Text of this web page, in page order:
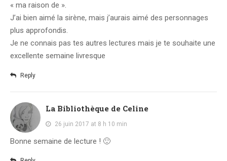
« ma raison de ».
J’ai bien aimé la sirène, mais j’aurais aimé des personnages
plus approfondis.
Je ne connais pas tes autres lectures mais je te souhaite une
excellente semaine livresque
Reply
La Bibliothèque de Celine
26 juin 2017 at 8 h 10 min
Bonne semaine de lecture ! 🙂